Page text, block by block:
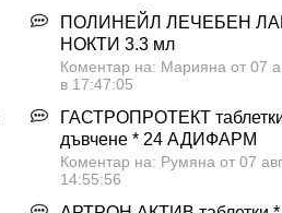
ПОЛИНЕЙЛ ЛЕЧЕБЕН
НОКТИ 3.3 мл
Коментар на: Марияна от 07
в 17:47:05
ГАСТРОПРОТЕКТ
дъвчене * 24 АДИФАРМ
Коментар на: Румяна от 07
14:55:56